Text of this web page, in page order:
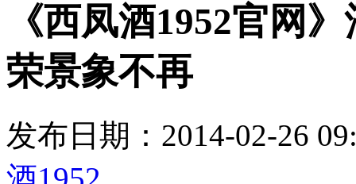
《西凤酒1952官网
荣景象不再
发布日期：2014-02-26